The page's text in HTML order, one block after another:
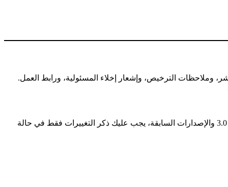
وملاحظات الترخيص، وإشعار إخلاء المسئولية، ورابط العمل.
— في الإصدارة 4.0، يجب عليك ذكر وتوضيح أي تغيير أجريته على المُصنَّف. في الإصدارة 3.0 والإصدارات السابقة، يجب عليك ذكر التغييرات فقط في حالة